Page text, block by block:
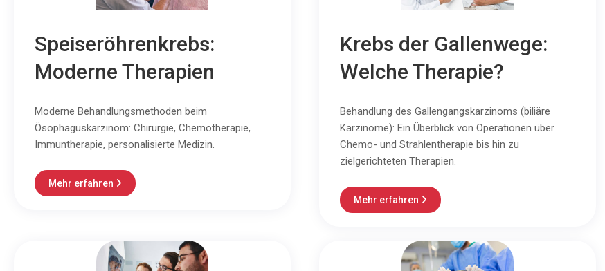
Speiseröhrenkrebs:
Moderne Therapien
Moderne Behandlungsmethoden beim
Ösophaguskarzinom: Chirurgie, Chemotherapie,
Immuntherapie, personalisierte Medizin.
Mehr erfahren 
Krebs der Gallenwege:
Welche Therapie?
Behandlung des Gallengangskarzinoms (biliäre
Karzinome): Ein Überblick von Operationen über
Chemo- und Strahlentherapie bis hin zu
zielgerichteten Therapien.
Mehr erfahren 